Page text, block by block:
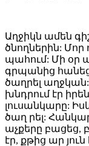
Աղջիկն ամեն
ծնողներին:
պահում: Մի օր
գրպանից
ծաղրել
խնդրում էր
լուսանկարը:
ծաղ րել:
աչքերը բացեց,
էր, քթից ար յուն